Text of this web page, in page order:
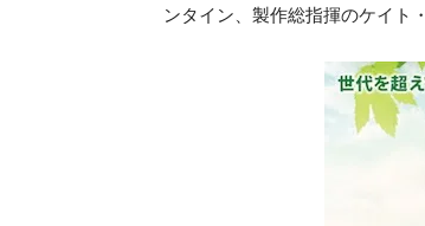
ンタイン、製作総指揮のケイト